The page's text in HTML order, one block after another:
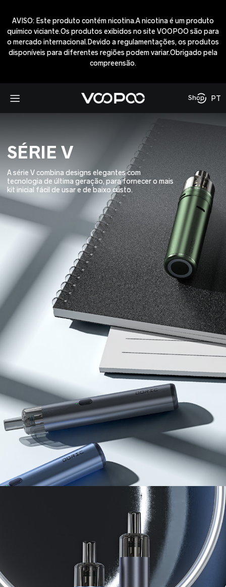
AVISO: Este produto contém nicotina.A nicotina é um produto
químico viciante.Os produtos exibidos no site VOOPOO são para
o mercado internacional.Devido a regulamentações, os produtos
disponíveis para diferentes regiões podem variar.Obrigado pela
compreensão.
PT
SÉRIE V
A série V combina designs elegantes com
tecnologia de última geração, para fornecer o mais
kit inicial fácil de usar e de baixo custo.